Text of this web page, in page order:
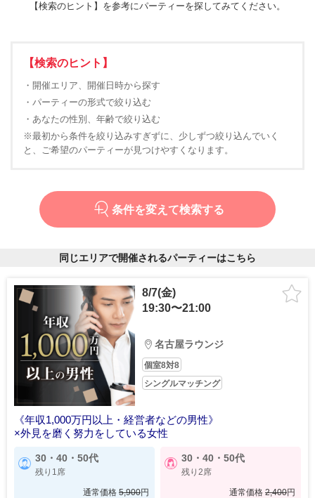
【検索のヒント】を参考にパーティーを探してみてください。
【検索のヒント】
・開催エリア、開催日時から探す
・パーティーの形式で絞り込む
・あなたの性別、年齢で絞り込む
※最初から条件を絞り込みすぎずに、少しずつ絞り込んでいく
と、ご希望のパーティーが見つけやすくなります。
条件を変えて検索する
同じエリアで開催されるパーティーはこちら
8/7(金)
19:30〜21:00
名古屋ラウンジ
個室8対8
シングルマッチング
《年収1,000万円以上・経営者などの男性》
×外見を磨く努力をしている女性
30・40・50代
残り1席
通常価格 5,900円
30・40・50代
残り2席
通常価格 2,400円